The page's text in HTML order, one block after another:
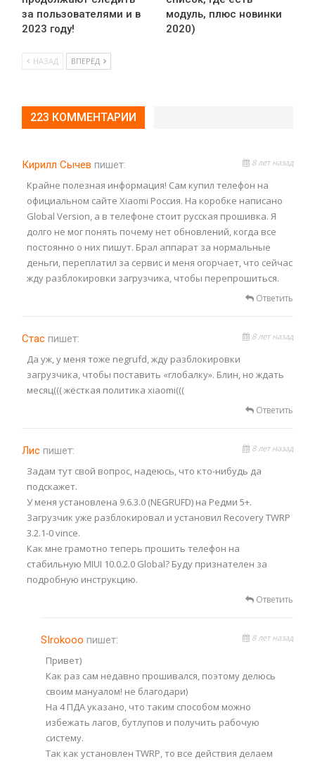
за пользователями и в
2023 году!
модуль, плюс новинки
2020)
НАЗАД ВПЕРЁД
223 КОММЕНТАРИИ
Кирилл Сычев пишет: 8 лет назад
Крайне полезная информация! Сам купил телефон на
официальном сайте Xiaomi Россия. На коробке написано
Global Version, а в телефоне стоит русская прошивка. Я
долго не мог понять почему нет обновлений, когда все
постоянно о них пишут. Брал аппарат за нормальные
деньги, переплатил за сервис и меня огорчает, что сейчас
жду разблокировки загрузчика, чтобы перепрошиться.
Ответить
Стас пишет: 8 лет назад
Да уж, у меня тоже negrufd, жду разблокировки
загрузчика, чтобы поставить «глобалку». Блин, но ждать
месяц((( жёсткая политика xiaomi(((
Ответить
Лис пишет: 8 лет назад
Задам тут свой вопрос, надеюсь, что кто-нибудь да
подскажет.
У меня установлена 9.6.3.0 (NEGRUFD) на Редми 5+.
Загрузчик уже разблокировал и установил Recovery TWRP
3.2.1-0 vince.
Как мне грамотно теперь прошить телефон на
стабильную MIUI 10.0.2.0 Global? Буду признателен за
подробную инструкцию.
Ответить
SIrokoooпишет: 8 лет назад
Привет)
Как раз сам недавно прошивался, поэтому делюсь
своим мануалом! не благодари)
На 4 ПДА указано, что таким способом можно
избежать лагов, бутлупов и получить рабочую
систему.
Так как установлен TWRP, то все действия делаем